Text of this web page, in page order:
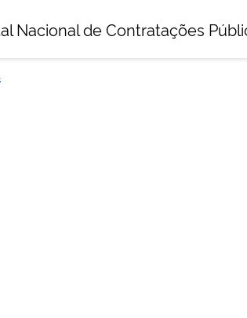
Nacional de Contratações